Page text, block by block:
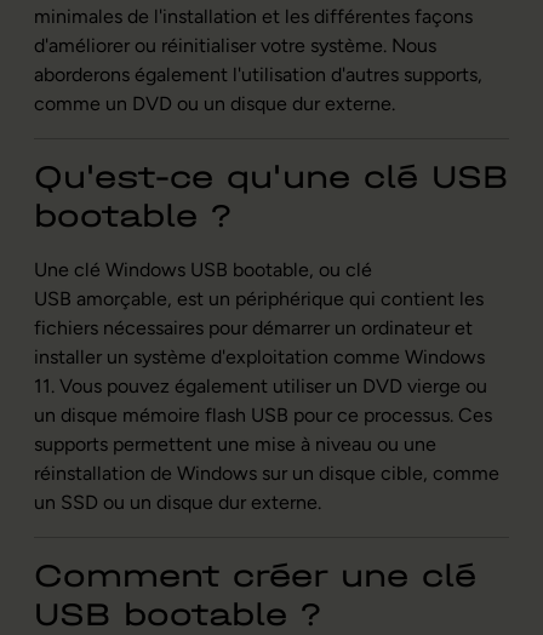
minimales de l'installation et les différentes façons
d'améliorer ou réinitialiser votre système. Nous
aborderons également l'utilisation d'autres supports,
comme un DVD ou un disque dur externe.
Qu'est-ce qu'une clé USB
bootable ?
Une clé Windows USB bootable, ou clé
USB amorçable, est un périphérique qui contient les
fichiers nécessaires pour démarrer un ordinateur et
installer un système d'exploitation comme Windows
11. Vous pouvez également utiliser un DVD vierge ou
un disque mémoire flash USB pour ce processus. Ces
supports permettent une mise à niveau ou une
réinstallation de Windows sur un disque cible, comme
un SSD ou un disque dur externe.
Comment créer une clé
USB bootable ?